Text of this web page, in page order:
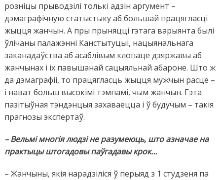
розніцы прыводзілі толькі адзін аргумент –
дэмаграфічную статыстыку аб большай працягласці
жыцця жанчын. А пры прыняцці гэтага варыянта былі
ўлічаны палажэнні Канстытуцыі, нацыянальнага
заканадаўства аб асаблівым клопаце дзяржавы аб
жанчынах і іх павышанай сацыяльнай абароне. Што ж
да дэмаграфіі, то працягласць жыцця мужчын расце –
і нават больш высокімі тэмпамі, чым жанчын. Гэта
пазітыўная тэндэнцыя захаваецца і ў будучым – такія
прагнозы экспертаў.
– Вельмі многія людзі не разумеюць, што азначае на
практыцы штогадовы паўгадавы крок…
– Жанчыны, якія нарадзіліся ў перыяд з 1 студзеня па